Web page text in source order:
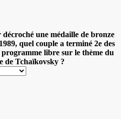
une médaille de bronze
quel couple a terminé 2e des
libre sur le thème du
de Tchaïkovsky ?